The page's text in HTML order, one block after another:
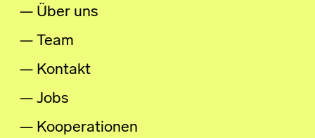
Über uns
Team
Kontakt
Jobs
Kooperationen